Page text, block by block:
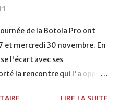
de la Botola Pro ont
et mercredi 30 novembre. En
l'écart avec ses
la rencontre qui l'a opposé